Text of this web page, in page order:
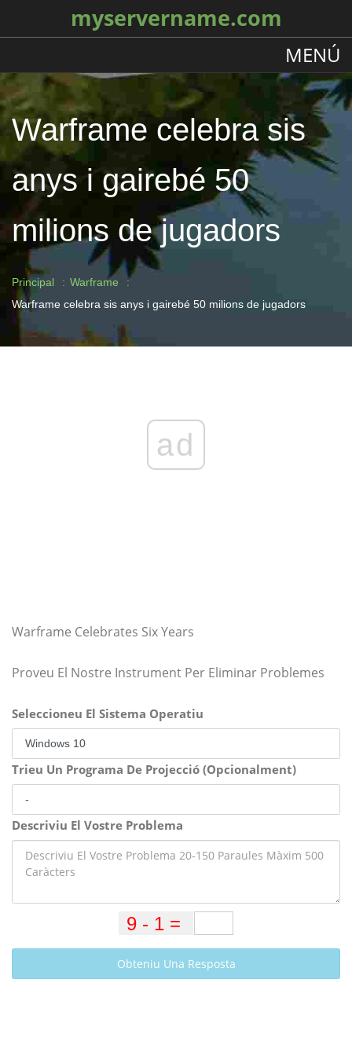
myservername.com
MENÚ
Warframe celebra sis
anys i gairebé 50
milions de jugadors
Principal
Warframe
Warframe celebra sis anys i gairebé 50 milions de jugadors
ad
Warframe Celebrates Six Years
Proveu El Nostre Instrument Per Eliminar Problemes
Seleccioneu El Sistema Operatiu
Trieu Un Programa De Projecció (Opcionalment)
Descriviu El Vostre Problema
Obteniu Una Resposta